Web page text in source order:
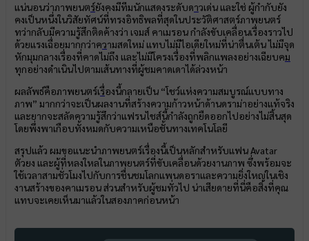
แน่นอนว่าภาพยนตร์ยังคงมีทีมนักแสดงระดับดาวเด่น และใช่ ผู้กำกับยัง
คงเป็นหนึ่งในวิสัยทัศน์ที่ทรงอิทธิพลที่สุดในประวัติศาสตร์ภาพยนตร์
ทว่ากลับมีความรู้สึกติดค้างว่า เจมส์ คาเมรอน กำลังขับเคลื่อนเรื่องราวไป
ด้วยแรงเฉื่อยมากกว่าความสดใหม่ แทบไม่มีไอเดียใหม่ที่น่าตื่นเต้น ไม่มีจุด
หักมุมกลางเรื่องที่คาดไม่ถึง และไม่มีโครงเรื่องที่พลิกแพลงอย่างเฉียบคม
ทุกอย่างดำเนินไปตามเส้นทางที่ผู้ชมคาดเดาได้ล่วงหน้า
ผลลัพธ์คือภาพยนตร์เรื่องนี้กลายเป็น “โชว์แห่งความสมบูรณ์แบบทาง
ภาพ” มากกว่าจะเป็นผลงานที่สร้างความก้าวหน้าด้านดราม่าอย่างแท้จริง
และยากจะสลัดความรู้สึกว่าแฟรนไชส์นี้กำลังถูกยืดออกไปอย่างไม่สิ้นสุด
โดยพึ่งพาเกือบทั้งหมดกับความเหนือชั้นทางเทคโนโลยี
สรุปแล้ว ผมขอแนะนำภาพยนตร์เรื่องนี้เป็นหลักสำหรับแฟน Avatar
ตัวยง และผู้ที่หลงใหลในภาพยนตร์ที่ขับเคลื่อนด้วยงานภาพ ซึ่งพร้อมจะ
ใช้เวลาสามชั่วโมงไปกับการชื่นชมโลกแพนดอราและความยิ่งใหญ่ในเชิง
งานสร้างของคาเมรอน ส่วนสำหรับผู้ชมทั่วไป น่าเสียดายที่นี่คือสิ่งที่คุณ
แทบจะเคยเห็นมาแล้วในสองภาคก่อนหน้า